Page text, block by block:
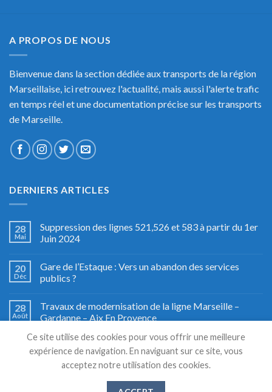
A PROPOS DE NOUS
Bienvenue dans la section dédiée aux transports de la région
Marseillaise, ici retrouvez l'actualité, mais aussi l'alerte trafic
en temps réel et une documentation précise sur les transports
de Marseille.
DERNIERS ARTICLES
28
Mai
Suppression des lignes 521,526 et 583 à partir du 1er
Juin 2024
20
Déc
Gare de l’Estaque : Vers un abandon des services
publics ?
28
Août
Travaux de modernisation de la ligne Marseille –
Gardanne – Aix En Provence
Fête du train à Miramas, le grand retour
Ce site utilise des cookies pour vous offrir une meilleure
expérience de navigation. En naviguant sur ce site, vous
acceptez notre utilisation des cookies.